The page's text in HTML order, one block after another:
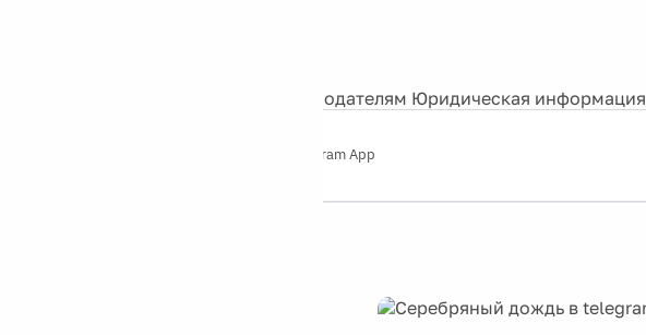
Рекламодателям Юридическая информация
Telegram App